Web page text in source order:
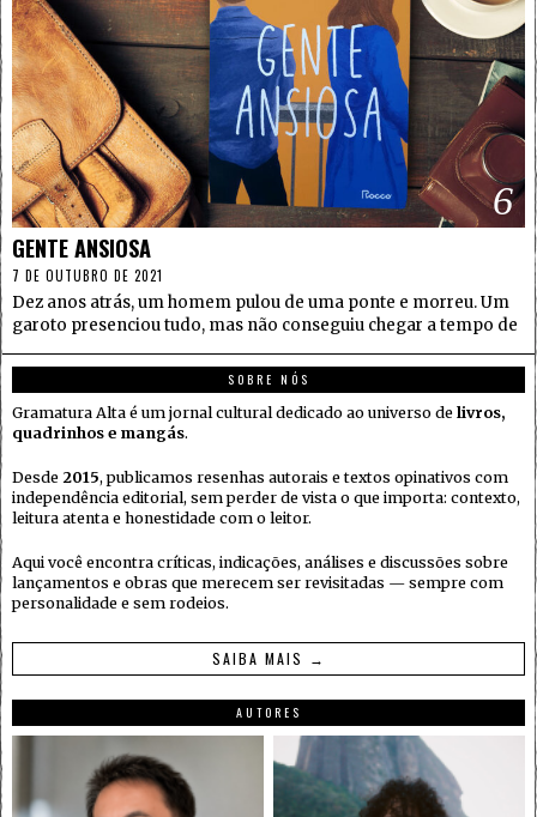
6
GENTE ANSIOSA
7 DE OUTUBRO DE 2021
Dez anos atrás, um homem pulou de uma ponte e morreu. Um
garoto presenciou tudo, mas não conseguiu chegar a tempo de
SOBRE NÓS
Gramatura Alta é um jornal cultural dedicado ao universo de livros,
quadrinhos e mangás.
Desde 2015, publicamos resenhas autorais e textos opinativos com
independência editorial, sem perder de vista o que importa: contexto,
leitura atenta e honestidade com o leitor.
Aqui você encontra críticas, indicações, análises e discussões sobre
lançamentos e obras que merecem ser revisitadas — sempre com
personalidade e sem rodeios.
SAIBA MAIS →
AUTORES